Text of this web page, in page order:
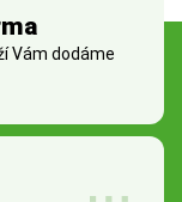
Vám dodáme